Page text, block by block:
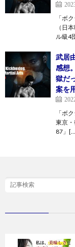
「ボ
（日
ル級4
武居
感想
獄だ
案を
「ボ
東京・
87」